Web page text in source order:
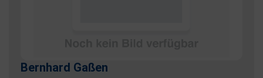
Bernhard Gaßen